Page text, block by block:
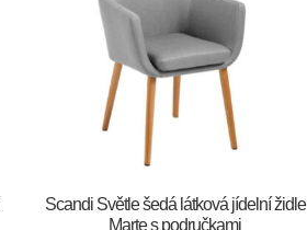
Scandi Světle šedá látková jídelní židle
Marte s područkami